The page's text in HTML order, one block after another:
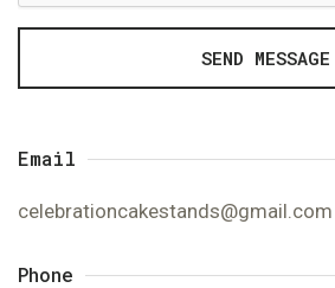
SEND MESSAGE
Email
celebrationcakestands@gmail.com
Phone